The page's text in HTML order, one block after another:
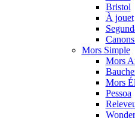
Bristol
À jouet
Mors Simple
Mors
Mors
Pessoa
Wonder